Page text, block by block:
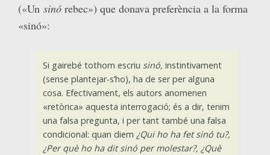
(«Un sinó rebec») que donava preferència a la forma
«sinó»:
Si gairebé tothom escriu sinó, instintivament
(sense plantejar-s’ho), ha de ser per alguna
cosa. Efectivament, els autors anomenen
«retòrica» aquesta interrogació; és a dir, tenim
una falsa pregunta, i per tant també una falsa
condicional: quan diem ¿Qui ho ha fet sinó tu?,
¿Per què ho ha dit sinó per molestar?, ¿Què